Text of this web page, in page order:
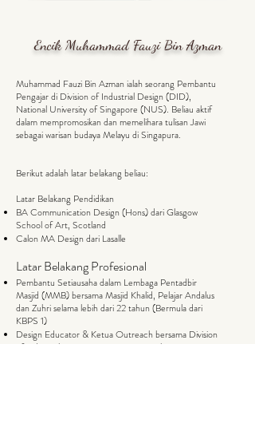
Encik Muhammad Fauzi Bin Azman
Muhammad Fauzi Bin Azman ialah seorang Pembantu
Pengajar di Division of Industrial Design (DID),
National University of Singapore (NUS). Beliau aktif
dalam mempromosikan dan memelihara tulisan Jawi
sebagai warisan budaya Melayu di Singapura.
Berikut adalah latar belakang beliau:
Latar Belakang Pendidikan
BA Communication Design (Hons) dari Glasgow
School of Art, Scotland
Calon MA Design dari Lasalle
Latar Belakang Profesional
Pembantu Setiausaha dalam Lembaga Pentadbir
Masjid (MMB) bersama Masjid Khalid, Pelajar Andalus
dan Zuhri selama lebih dari 22 tahun (Bermula dari
KBPS 1)
Design Educator & Ketua Outreach bersama Division
of Industrial Design, Universiti Nasional Singapura